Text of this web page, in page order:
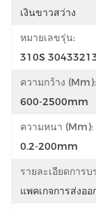
เงินขาวสว่าง
หมายเลขรุ่น:
310S
ความกว้าง (mm):
600-2500mm
ความหนา (mm):
0.2-200mm
รายละเอียดการบ
แพคเกจการส่งออ